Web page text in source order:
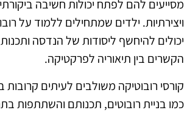
מסייעים להם לפתח יכולות חשיבה
ויצירתיות. ילדים שמתחילים ללמוד על
יכולים להיחשף ליסודות של הנדסה
הקשרים בין תיאוריה לפרקטיקה.
קורסי רובוטיקה משולבים לעיתים קרובות
כמו בניית רובוטים, תכנותם והשתתפות